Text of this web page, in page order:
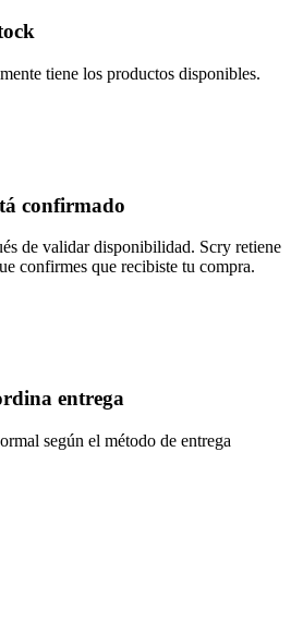
tiene los productos disponibles.
confirmado
de validar disponibilidad. Scry retiene
confirmes que recibiste tu compra.
entrega
según el método de entrega